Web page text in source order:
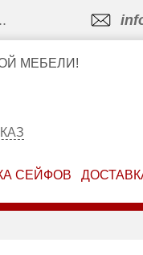
МЕБЕЛИ!
СЕЙФОВ